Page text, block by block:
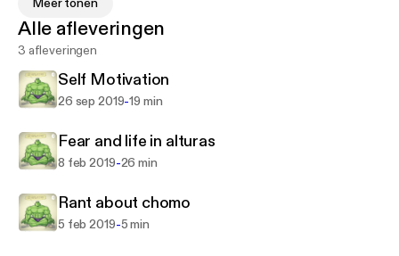
as much as possible; we do and will continue to
express ourselves as freely as possible while still
being respectful of others. We will be posting much
more frequently, and we will have guests as well.
Stay tuned for updates and giveaways in our
nchor.fm/anthony-casillas/support
Meer tonen
Alle afleveringen
3 afleveringen
Self Motivation
26 sep 2019-19 min
Fear and life in alturas
8 feb 2019-26 min
Rant about chomo
5 feb 2019-5 min